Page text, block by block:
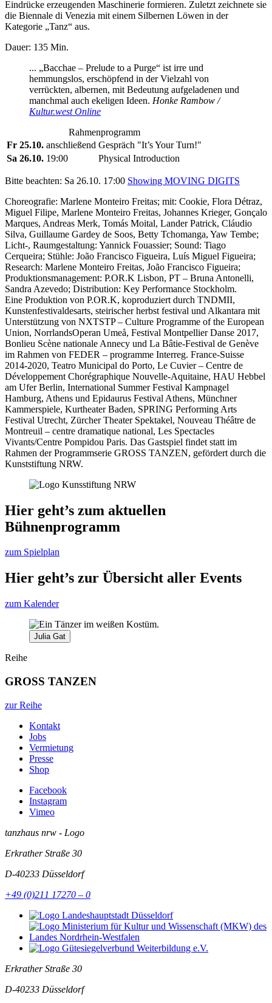
Eindrücke erzeugenden Maschinerie formieren. Zuletzt zeichnete sie
die Biennale di Venezia mit einem Silbernen Löwen in der
Kategorie „Tanz“ aus.
Dauer: 135 Min.
... „Bacchae – Prelude to a Purge“ ist irre und
hemmungslos, erschöpfend in der Vielzahl von
verrückten, albernen, mit Bedeutung aufgeladenen und
manchmal auch ekeligen Ideen. Honke Rambow /
Kultur.west Online
Rahmenprogramm
Fr 25.10. anschließend Gespräch "It’s Your Turn!"
Sa 26.10. 19:00 Physical Introduction
Bitte beachten: Sa 26.10. 17:00 Showing MOVING DIGITS
Choreografie: Marlene Monteiro Freitas; mit: Cookie, Flora Détraz,
Miguel Filipe, Marlene Monteiro Freitas, Johannes Krieger, Gonçalo
Marques, Andreas Merk, Tomás Moital, Lander Patrick, Cláudio
Silva, Guillaume Gardey de Soos, Betty Tchomanga, Yaw Tembe;
Licht-, Raumgestaltung: Yannick Fouassier; Sound: Tiago
Cerqueira; Stühle: João Francisco Figueira, Luís Miguel Figueira;
Research: Marlene Monteiro Freitas, João Francisco Figueira;
Produktionsmanagement: P.OR.K Lisbon, PT – Bruna Antonelli,
Sandra Azevedo; Distribution: Key Performance Stockholm.
Eine Produktion von P.OR.K, koproduziert durch TNDMII,
Kunstenfestivaldesarts, steirischer herbst festival und Alkantara mit
Unterstützung von NXTSTP – Culture Programme of the European
Union, NorrlandsOperan Umeå, Festival Montpellier Danse 2017,
Bonlieu Scène nationale Annecy und La Bâtie-Festival de Genève
im Rahmen von FEDER – programme Interreg. France-Suisse
2014-2020, Teatro Municipal do Porto, Le Cuvier – Centre de
Développement Chorégraphique Nouvelle-Aquitaine, HAU Hebbel
am Ufer Berlin, International Summer Festival Kampnagel
Hamburg, Athens und Epidaurus Festival Athens, Münchner
Kammerspiele, Kurtheater Baden, SPRING Performing Arts
Festival Utrecht, Zürcher Theater Spektakel, Nouveau Théâtre de
Montreuil – centre dramatique national, Les Spectacles
Vivants/Centre Pompidou Paris. Das Gastspiel findet statt im
Rahmen der Programmserie GROSS TANZEN, gefördert durch die
Kunststiftung NRW.
Hier geht’s zum aktuellen
Bühnenprogramm
zum Spielplan
Hier geht’s zur Übersicht aller Events
zum Kalender
Julia Gat
Reihe
GROSS TANZEN
zur Reihe
Kontakt
Jobs
Vermietung
Presse
Shop
Facebook
Instagram
Vimeo
tanzhaus nrw - Logo
Erkrather Straße 30
D-40233 Düsseldorf
+49 (0)211 17270 – 0
Erkrather Straße 30
D-40233 Düsseldorf